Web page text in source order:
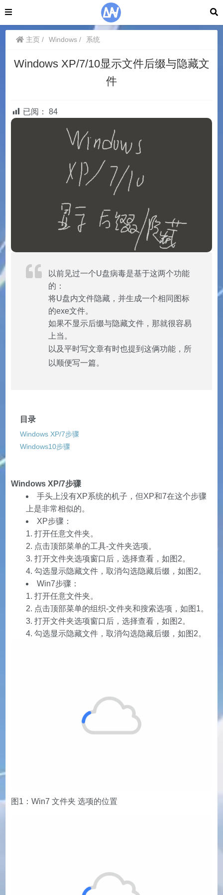
主页 Windows 系统
Windows XP/7/10显示文件后缀与隐藏文
件
已阅： 84
以前见过一个U盘病毒是基于这两个功能
的：
将U盘内文件隐藏，并生成一个相同图标
的exe文件。
如果不显示后缀与隐藏文件，那就很容易
上当。
以及平时写文章有时也提到这俩功能，所
以顺便写一篇。
目录
Windows XP/7步骤
Windows10步骤
Windows XP/7步骤
手头上没有XP系统的机子，但XP和7在这个步骤
上是非常相似的。
XP步骤：
打开任意文件夹。
点击顶部菜单的工具-文件夹选项。
打开文件夹选项窗口后，选择查看，如图2。
勾选显示隐藏文件，取消勾选隐藏后缀，如图2。
Win7步骤：
打开任意文件夹。
点击顶部菜单的组织-文件夹和搜索选项，如图1。
打开文件夹选项窗口后，选择查看，如图2。
勾选显示隐藏文件，取消勾选隐藏后缀，如图2。
图1：Win7 文件夹 选项的位置